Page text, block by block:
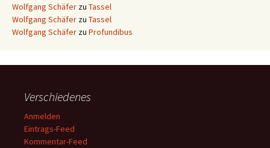
Wolfgang Schäfer zu Tassel
Wolfgang Schäfer zu Tassel
Wolfgang Schäfer zu Profundibus
Verschiedenes
Anmelden
Eintrags-Feed
Kommentar-Feed